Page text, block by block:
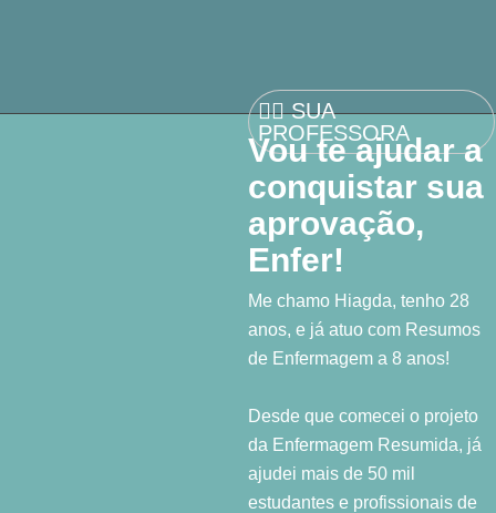
🙋‍♀️ SUA
PROFESSORA
Vou te ajudar a
conquistar sua
aprovação,
Enfer!
Me chamo Hiagda, tenho 28
anos, e já atuo com Resumos
de Enfermagem a 8 anos!
Desde que comecei o projeto
da Enfermagem Resumida, já
ajudei mais de 50 mil
estudantes e profissionais de